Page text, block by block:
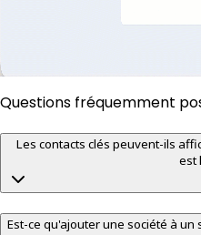
Questions fréquemment
Les contacts clés peuvent-ils
est
Est-ce qu'ajouter une société à un